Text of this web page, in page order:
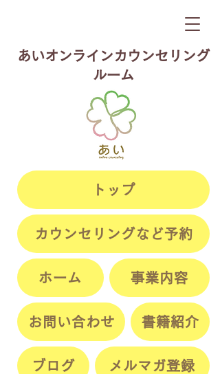
​あいオンラインカウンセリング
ルーム
トップ
カウンセリングなど予約
ホーム 事業内容
お問い合わせ 書籍紹介
ブログ メルマガ登録